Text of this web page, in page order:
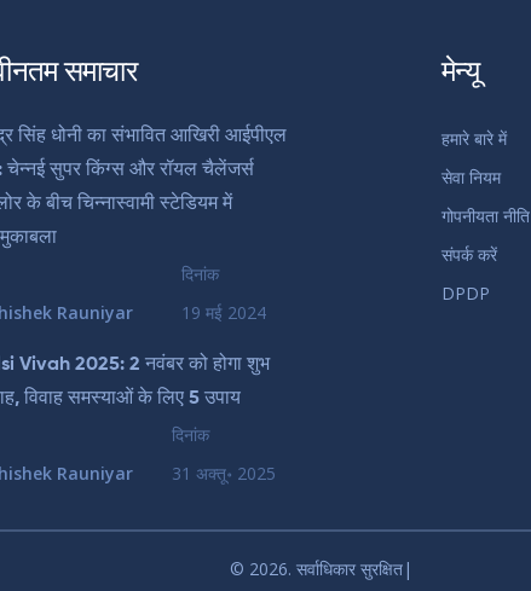
समाचार
सिंह धोनी का संभावित आखिरी आईपीएल
चेन्नई सुपर किंग्स और रॉयल चैलेंजर्स
के बीच चिन्नास्वामी स्टेडियम में
Rauniyar
दिनांक
19 मई 2024
Vivah 2025: 2 नवंबर को होगा शुभ
विवाह समस्याओं के लिए 5 उपाय
Rauniyar
दिनांक
31 अक्तू॰ 2025
मेन्यू
हमारे बारे में
सेवा नियम
गोपनीयता नीति
संपर्क करें
DPDP
© 2026. सर्वाधिकार सुरक्षित|